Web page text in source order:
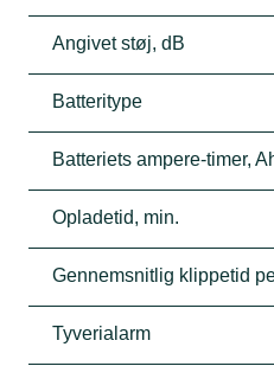
Angivet støj, dB
Batteritype
Batteriets ampere-timer,
Opladetid, min.
Gennemsnitlig klippetid
Tyverialarm